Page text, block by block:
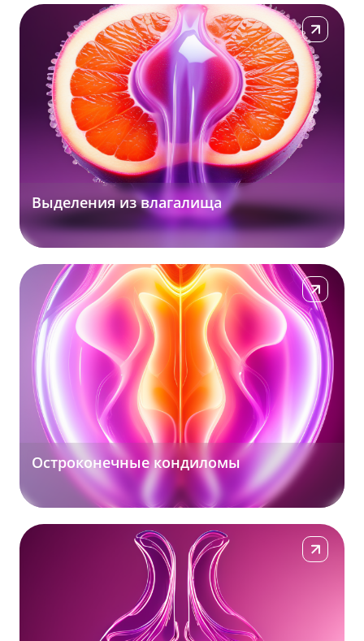
Выделения из влагалища
Подробнее
Остроконечные кондиломы
Подробнее
Подробнее